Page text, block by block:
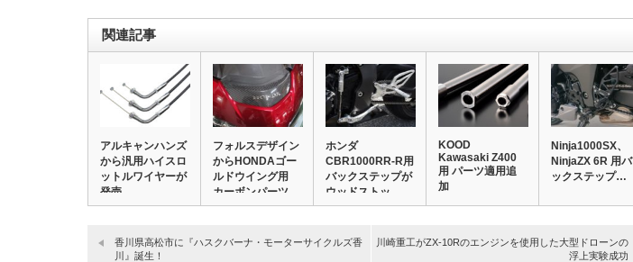
関連記事
アルキャンハンズ
から汎用ハイスロ
ットルワイヤーが
発売
フォルスデザイン
からHONDAゴー
ルドウイング用
カーボンパーツ…
ホンダ
CBR1000RR-R用
バックステップが
ウッドストッ…
KOOD
Kawasaki Z400
用 パーツ適用追
加
Ninja1000SX、
NinjaZX 6R 用バ
ックステップ…
香川県高松市に『ハスクバーナ・モーターサイクルズ香
川』誕生！
川崎重工がZX-10Rのエンジンを使用した大型ドローンの
浮上実験成功